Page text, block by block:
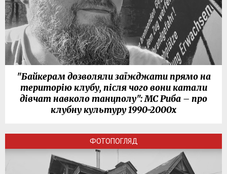
"Байкерам дозволяли заїжджати прямо на
територію клубу, після чого вони катали
дівчат навколо танцполу": МС Риба – про
клубну культуру 1990-2000х
ФОТОПОГЛЯД